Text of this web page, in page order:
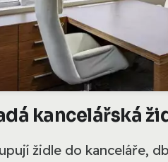
kancelářská
židle do kanceláře,